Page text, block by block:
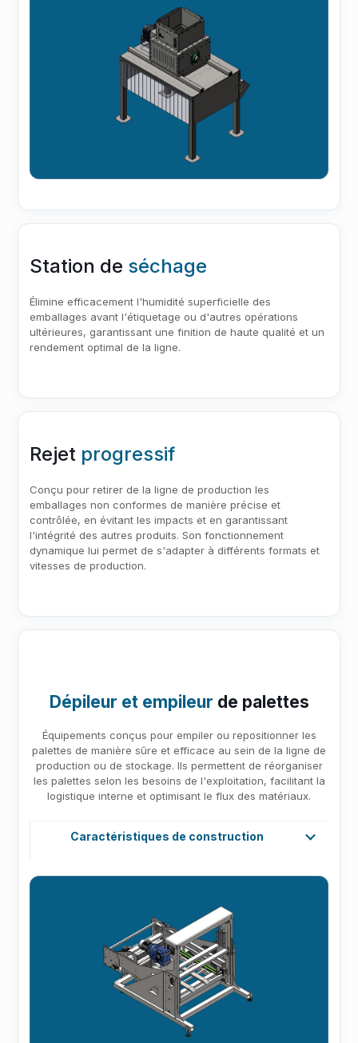
Station de séchage
Élimine efficacement l'humidité superficielle des
emballages avant l'étiquetage ou d'autres opérations
ultérieures, garantissant une finition de haute qualité et un
rendement optimal de la ligne.
Rejet progressif
Conçu pour retirer de la ligne de production les
emballages non conformes de manière précise et
contrôlée, en évitant les impacts et en garantissant
l'intégrité des autres produits. Son fonctionnement
dynamique lui permet de s'adapter à différents formats et
vitesses de production.
Dépileur et empileur de palettes
Équipements conçus pour empiler ou repositionner les
palettes de manière sûre et efficace au sein de la ligne de
production ou de stockage. Ils permettent de réorganiser
les palettes selon les besoins de l'exploitation, facilitant la
logistique interne et optimisant le flux des matériaux.
Caractéristiques de construction